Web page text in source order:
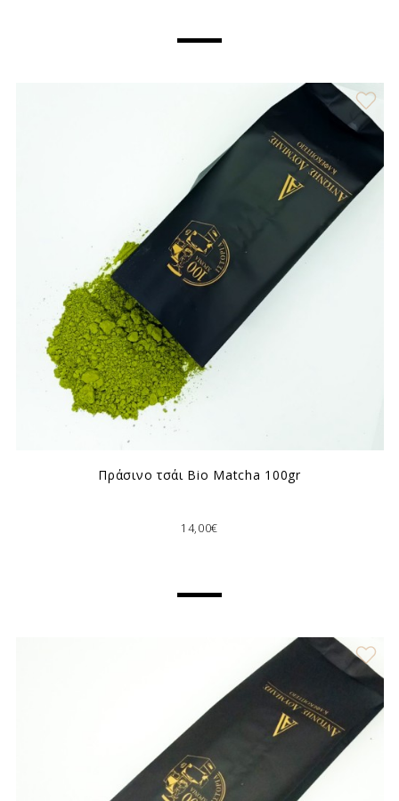
Πράσινο τσάι Bio Matcha 100gr
14,00€